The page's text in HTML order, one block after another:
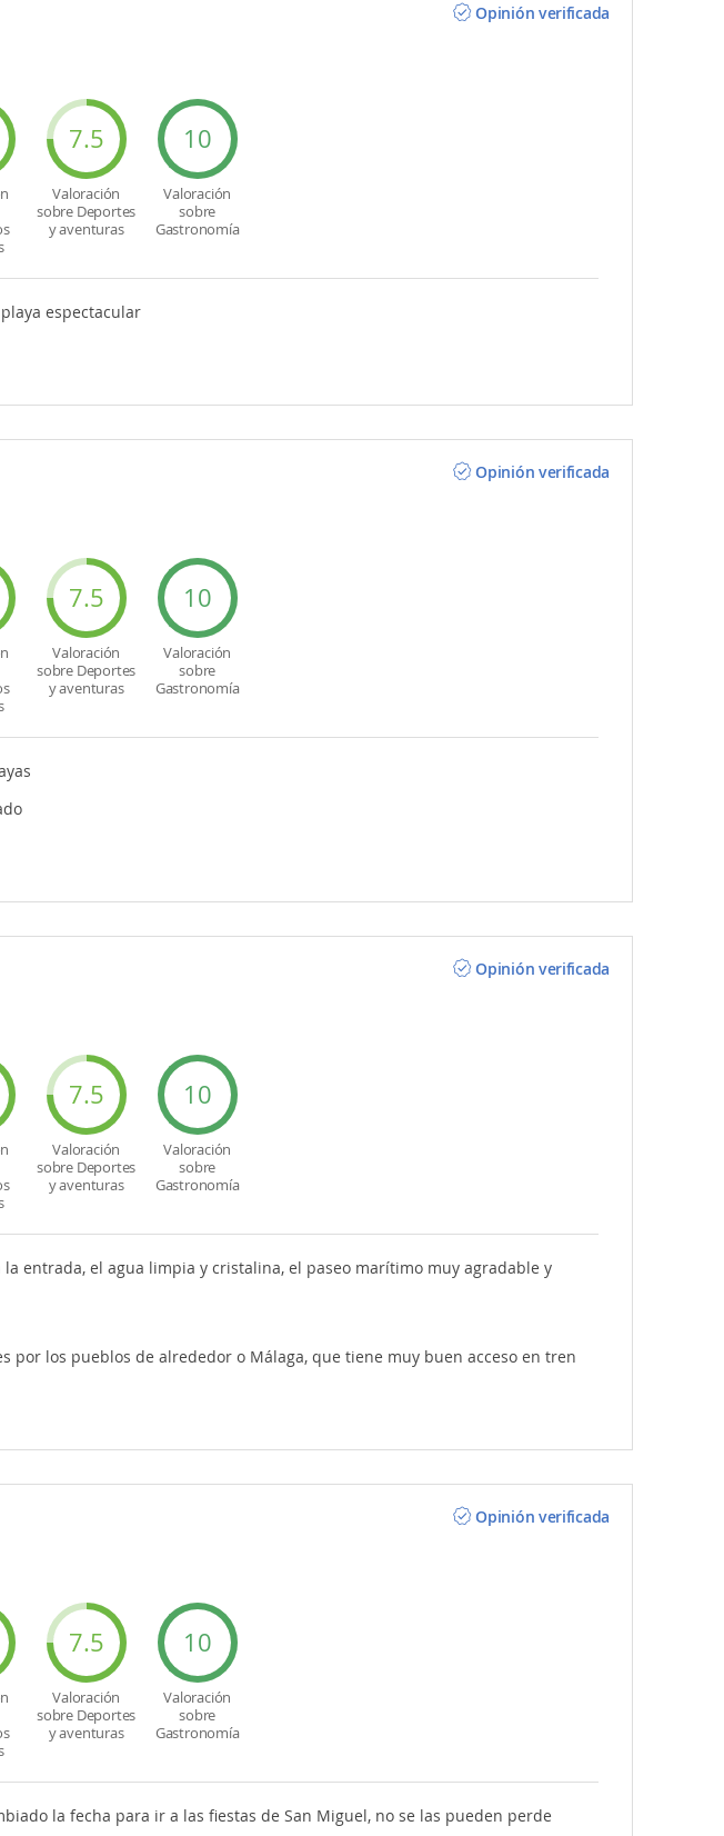
Opinión verificada
7.5
Valoración
sobre Deportes
y aventuras
10
Valoración
sobre
Gastronomía
espectacular
Opinión verificada
7.5
Valoración
sobre Deportes
y aventuras
10
Valoración
sobre
Gastronomía
Opinión verificada
7.5
Valoración
sobre Deportes
y aventuras
10
Valoración
sobre
Gastronomía
entrada, el agua limpia y cristalina, el paseo marítimo muy agradable y
por los pueblos de alrededor o Málaga, que tiene muy buen acceso en tren
Opinión verificada
7.5
Valoración
sobre Deportes
y aventuras
10
Valoración
sobre
Gastronomía
la fecha para ir a las fiestas de San Miguel, no se las pueden perde